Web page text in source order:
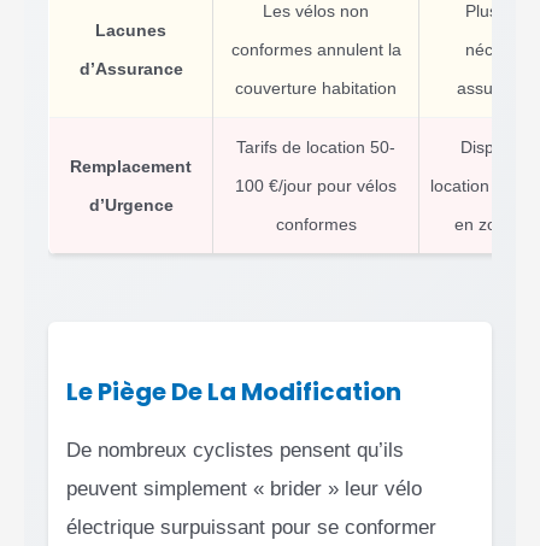
Lacunes
d’Assurance
Les vélos non
conformes annulent la
couverture habitation
Plus de
Remplacement
d’Urgence
Tarifs de location 50-
100 €/jour pour vélos
conformes
location
en zones
Le Piège De La Modification
De nombreux cyclistes pensent qu’ils
peuvent simplement « brider » leur vélo
électrique surpuissant pour se conformer